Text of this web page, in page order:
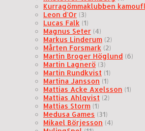
Kurragömmaklubben
Leon d'Or (3)
Lucas Falk (1)
Magnus Seter (4)
Markus Linderum (2)
Mårten Forsmark (2)
Martin Broger Höglund (6)
Martin Lagnerö (3)
Martin Rundkvist (1)
Martina Jansson (1)
Mattias Acke Axelsson (1)
Mattias Ahlqvist (2)
Mattias Storm (1)
Medusa Games (31)
Mikael Börjesson (4)